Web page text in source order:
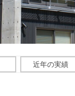
Skip
to
content
近年の実績